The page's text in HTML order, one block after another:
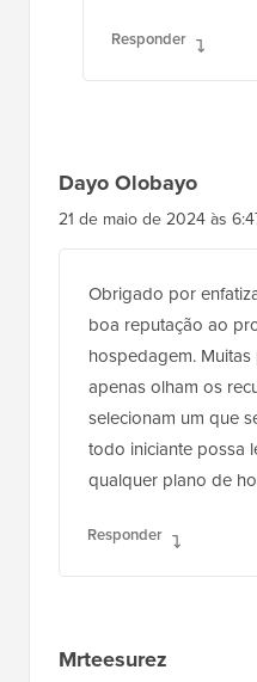
Responder
Dayo Olobayo
21 de maio de 2024 às
Obrigado por
boa reputação ao
hospedagem.
apenas olham os
selecionam um que
todo iniciante possa
qualquer plano de
Responder
Mrteesurez